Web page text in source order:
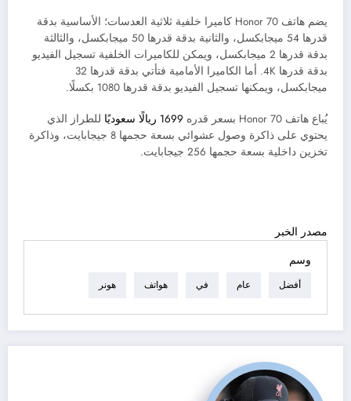
يضم هاتف Honor 70 كاميرا خلفية ثلاثية العدسات؛ الأساسية بدقة
قدرها 54 ميجابكسل، والثانية بدقة قدرها 50 ميجابكسل، والثالثة
بدقة قدرها 2 ميجابكسل، ويمكن للكاميرات الخلفية تسجيل الفيديو
بدقة قدرها 4K.
أما الكاميرا الأمامية فتأتي بدقة قدرها 32
ميجابكسل، ويمكنها تسجيل الفيديو بدقة قدرها 1080 بكسلًا.
يُباع هاتف Honor 70 بسعر قدره 1699 ريالًا سعوديًا
للطراز الذي
يحتوي على ذاكرة وصول عشوائي بسعة حجمها 8 جيجابايت، وذاكرة
تخزين داخلية بسعة حجمها 256 جيجابايت.
مصدر الخبر
وسم
أفضل عام في هواتف هونر